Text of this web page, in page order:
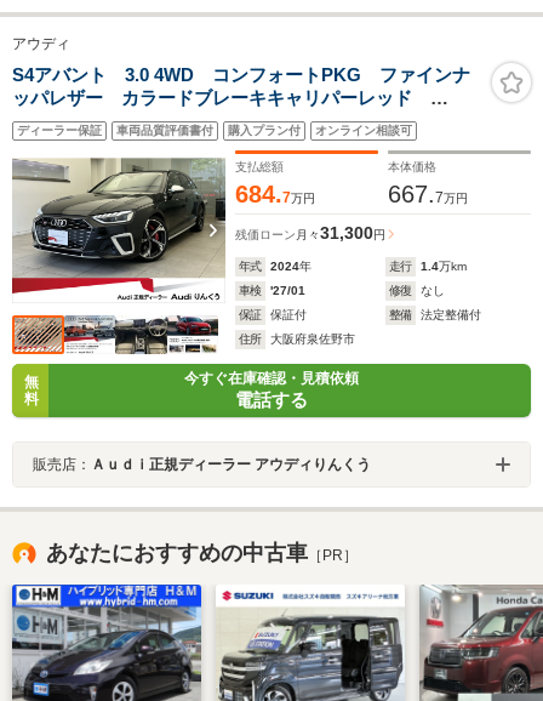
アウディ
S4アバント 3.0 4WD コンフォートPKG ファインナ
ッパレザー カラードブレーキキャリパーレッド
OP19AW サラウンドビューカメラ パークアシスト シー
トヒーター 電動リアゲート パワーシート ACC 認定
中古車
ディーラー保証 車両品質評価書付 購入プラン付 オンライン相談可
支払総額
684.7万円
本体価格
667.7万円
残価ローン 月々31,300円
年式 2024年 走行 1.4万km
車検
'27/01 修復
なし
保証
保証付 整備
法定整備付
住所
大阪府泉佐野市
無
料
今すぐ在庫確認・見積依頼
電話する
販売店： Ａｕｄｉ正規ディーラー アウディりんくう
あなたにおすすめの中古車 ［PR］